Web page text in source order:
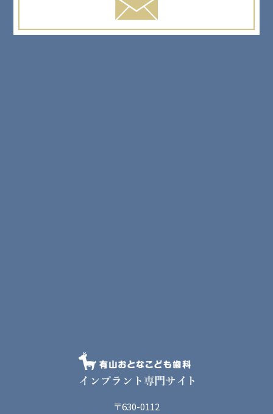
〒630-0112